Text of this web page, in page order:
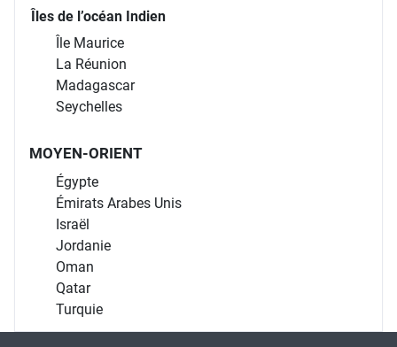
Îles de l’océan Indien
Île Maurice
La Réunion
Madagascar
Seychelles
MOYEN-ORIENT
Égypte
Émirats Arabes Unis
Israël
Jordanie
Oman
Qatar
Turquie